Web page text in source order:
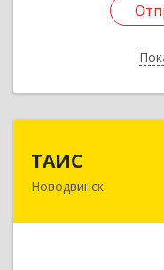
ТАИС
Новодвинск
164902,